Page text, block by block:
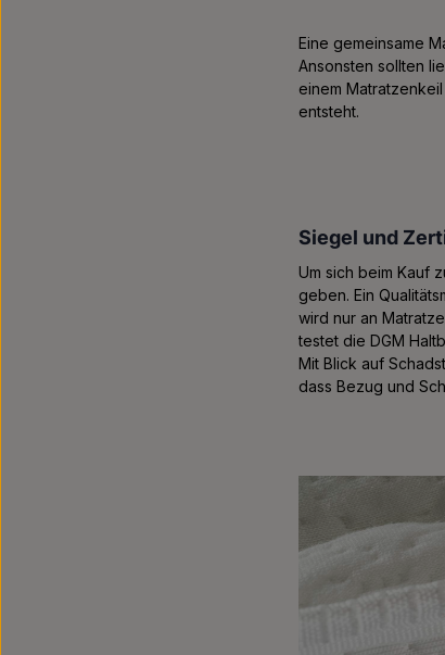
Eine gemeinsame
Ansonsten sollten
einem
entsteht.
Siegel und
Um sich beim Kauf
geben. Ein
wird nur an
testet die DGM
Mit Blick auf
dass Bezug und